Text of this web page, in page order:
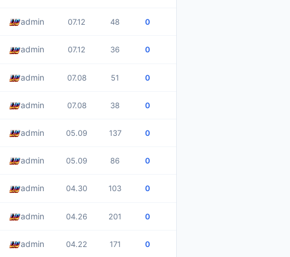
admin 07.12 48 0
admin 07.12 36 0
admin 07.08 51 0
admin 07.08 38 0
admin 05.09 137 0
admin 05.09 86 0
admin 04.30 103 0
admin 04.26 201 0
admin 04.22 171 0